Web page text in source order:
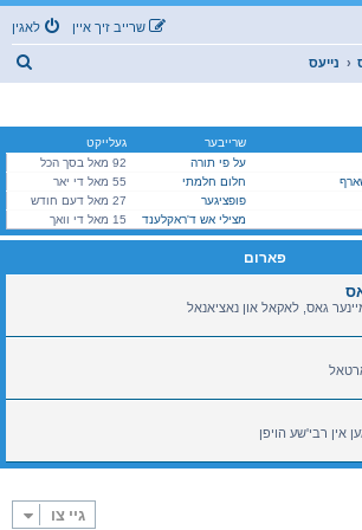
לאגין שרייב זיך איין
נייעס
שרייבער
געלייקט
*הכרת הטוב שמועס* מעומקא דלב טהור
על פי תורה
92 מאל בסך הכל
חלום חלמתי
55 מאל די יאר
שמועסן בתוככי הקהלהפופציגער
27 מאל דעם חודש
אין מאנסי, שומרי שבת קודש!מצילי אש ד'ראקלענד 15 מאל די וואך
פארום
גאס, לאקאל און נאציאנאל
אין רבי'שע הויפן
גיי צו